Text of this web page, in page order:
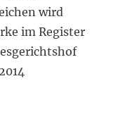
wird
im Register